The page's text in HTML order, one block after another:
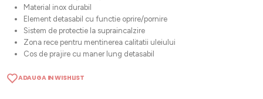
Material inox durabil
Element detasabil cu functie oprire/pornire
Sistem de protectie la supraincalzire
Zona rece pentru mentinerea calitatii uleiului
Cos de prajire cu maner lung detasabil
ADAUGA IN WISHLIST